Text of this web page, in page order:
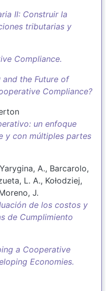
II: Construir la
tributarias y
Compliance.
and the Future of
Compliance?
un enfoque
y con múltiples partes
A., Barcarolo,
L. A., Kołodziej,
J.
de los costos y
de Cumplimiento
a Cooperative
Economies.